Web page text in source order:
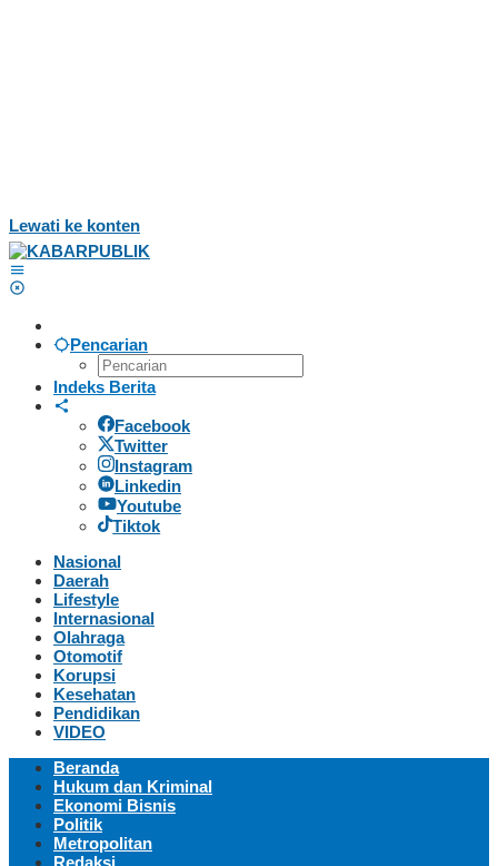
Lewati ke konten
Pencarian
Indeks Berita
Facebook
Twitter
Instagram
Linkedin
Youtube
Tiktok
Nasional
Daerah
Lifestyle
Internasional
Olahraga
Otomotif
Korupsi
Kesehatan
Pendidikan
VIDEO
Beranda
Hukum dan Kriminal
Ekonomi Bisnis
Politik
Metropolitan
Redaksi